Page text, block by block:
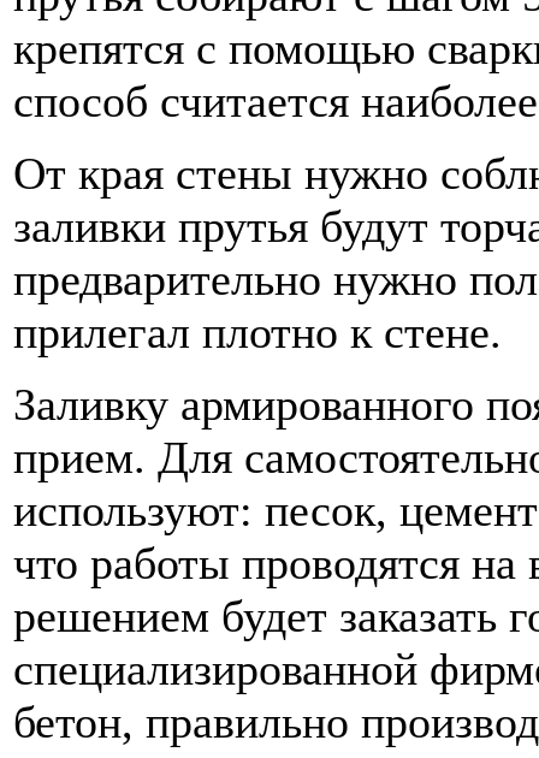
крепятся с помощью
способ считается
От края стены нужно
заливки прутья будут
предварительно нужно
прилегал плотно к стене.
Заливку армированного
прием. Для
используют: песок,
что работы проводятся
решением будет заказать
специализированной
бетон, правильно